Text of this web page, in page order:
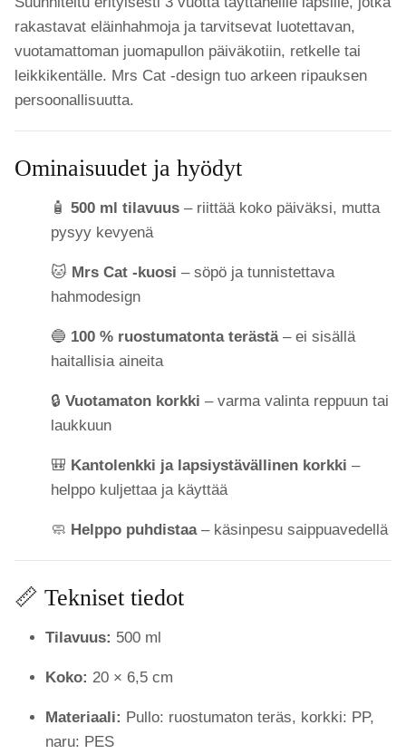
rakastavat eläinhahmoja ja tarvitsevat luotettavan,
vuotamattoman juomapullon päiväkotiin, retkelle tai
leikkikentälle. Mrs Cat -design tuo arkeen ripauksen
persoonallisuutta.
Ominaisuudet ja hyödyt
🧴 500 ml tilavuus – riittää koko päiväksi, mutta
pysyy kevyenä
🐱 Mrs Cat -kuosi – söpö ja tunnistettava
hahmodesign
🔵 100 % ruostumatonta terästä– ei sisällä
haitallisia aineita
🔒 Vuotamaton korkki – varma valinta reppuun tai
laukkuun
🎒 Kantolenkki ja lapsiystävällinen korkki –
helppo kuljettaa ja käyttää
🧼 Helppo puhdistaa– käsinpesu saippuavedellä
📏 Tekniset tiedot
Tilavuus: 500 ml
Koko: 20 × 6,5 cm
Materiaali: Pullo: ruostumaton teräs, korkki: PP,
naru: PES